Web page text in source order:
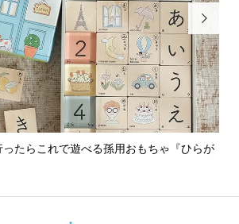
たらこれで遊べる孫用おもちゃ『ひらが
